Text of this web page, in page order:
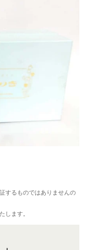
するものではありませんの
します。